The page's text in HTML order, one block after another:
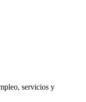
servicios y